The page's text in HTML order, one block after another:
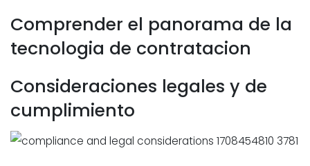
Comprender el panorama de la
tecnologia de contratacion
Consideraciones legales y de
cumplimiento